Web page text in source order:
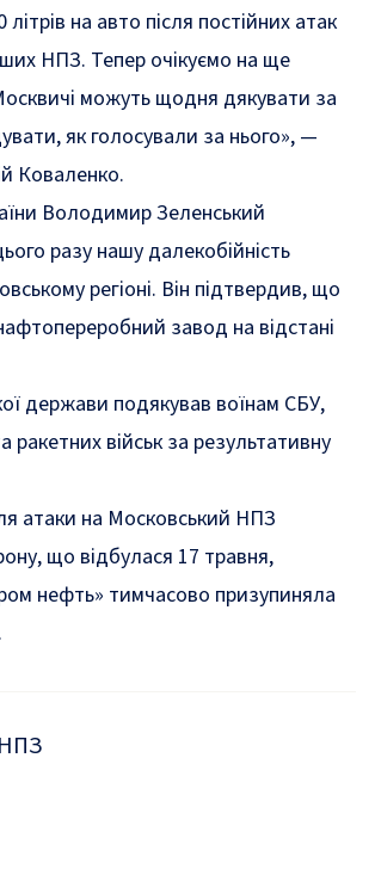
на авто після постійних атак
НПЗ. Тепер очікуємо на ще
можуть щодня дякувати за
як голосували за нього», —
Коваленко.
Володимир Зеленський
разу нашу далекобійність
регіоні. Він підтвердив, що
завод на відстані
держави подякував воїнам СБУ,
військ за результативну
атаки на Московський НПЗ
що відбулася 17 травня,
нефть» тимчасово призупиняла
НПЗ